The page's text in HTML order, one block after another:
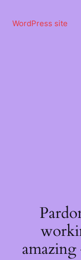
περιεχόμενο
WordPress site